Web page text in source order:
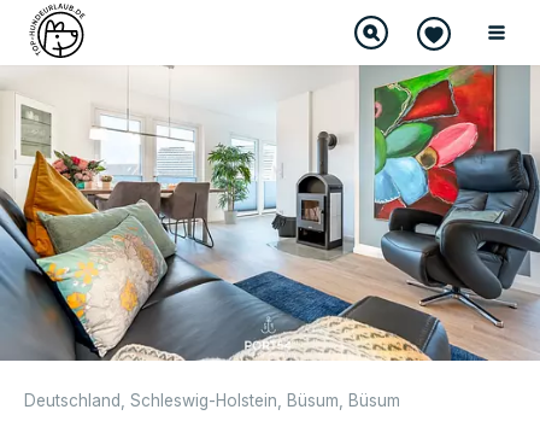
DIREKT BUCHBAR
Deutschland Schleswig-Holstein Büsum Büsum